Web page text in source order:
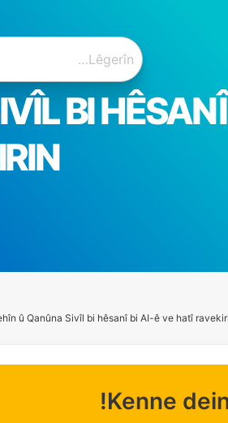
BI
û Qanûna Sivîl bi hêsanî bi AI-ê ve hatî
Kenne